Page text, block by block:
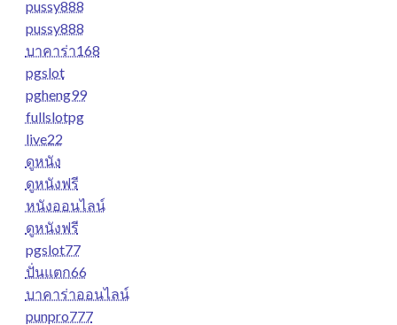
pussy888
pussy888
บาคาร่า168
pgslot
pgheng99
fullslotpg
live22
ดูหนัง
ดูหนังฟรี
หนังออนไลน์
ดูหนังฟรี
pgslot77
ปั่นแตก66
บาคาร่าออนไลน์
punpro777